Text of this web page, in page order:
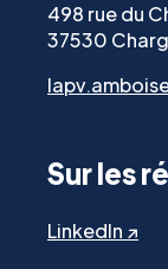
498 rue du
37530
Sur les
LinkedIn ↗